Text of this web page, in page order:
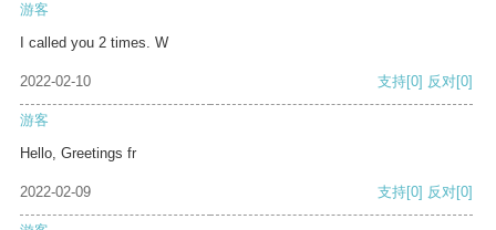
游客
I called you 2 times. W
2022-02-10 支持[0] 反对[0]
游客
Hello, Greetings fr
2022-02-09 支持[0] 反对[0]